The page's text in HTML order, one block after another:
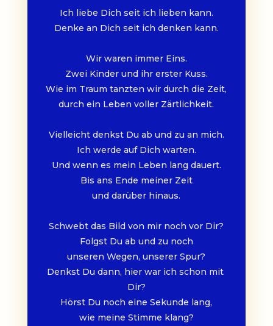
Ich liebe Dich seit ich lieben kann.
Denke an Dich seit ich denken kann.
Wir waren immer Eins.
Zwei Kinder und ihr erster Kuss.
Wie im Traum tanzten wir durch die Zeit,
durch ein Leben voller Zärtlichkeit.
Vielleicht denkst Du ab und zu an mich.
Ich werde auf Dich warten.
Und wenn es mein Leben lang dauert.
Bis ans Ende meiner Zeit
und darüber hinaus.
Schwebt das Bild von mir noch vor Dir?
Folgst Du ab und zu noch
unseren Wegen, unserer Spur?
Denkst Du dann, hier war ich schon mit
Dir?
Hörst Du noch eine Sekunde lang,
wie meine Stimme klang?